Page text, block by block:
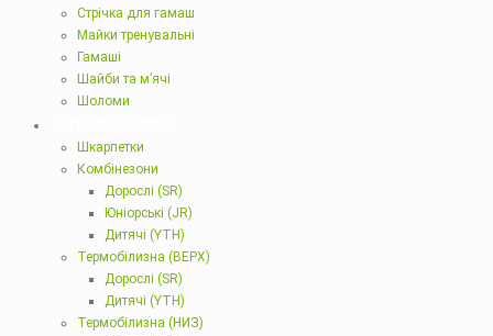
Стрічка для гамаш
Майки тренувальні
Гамаші
Шайби та м’ячі
Шоломи
Шкарпетки
Комбінезони
Дорослі (SR)
Юніорські (JR)
Дитячі (YTH)
Термобілизна (ВЕРХ)
Дорослі (SR)
Дитячі (YTH)
Термобілизна (НИЗ)